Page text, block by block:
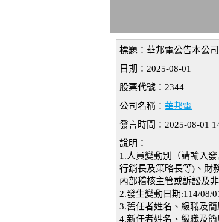
標題：華邦電公告本公
日期：2025-08-01
股票代號：2344
公司名稱： 華邦電
發言時間：2025-08-01
說明：
1.人員變動別（請輸入
行銷長及策略長等)、財
內部稽核主管或訴訟及
2.發生變動日期:114/08/
3.舊任者姓名、級職及
4.新任者姓名、級職及簡